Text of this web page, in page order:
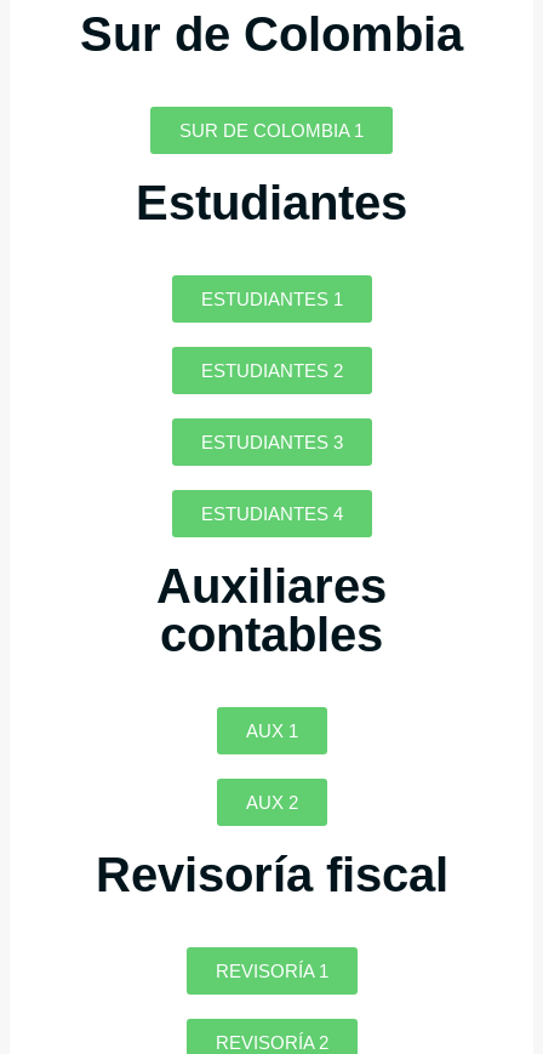
Sur de Colombia
SUR DE COLOMBIA 1
Estudiantes
ESTUDIANTES 1
ESTUDIANTES 2
ESTUDIANTES 3
ESTUDIANTES 4
Auxiliares
contables
AUX 1
AUX 2
Revisoría fiscal
REVISORÍA 1
REVISORÍA 2